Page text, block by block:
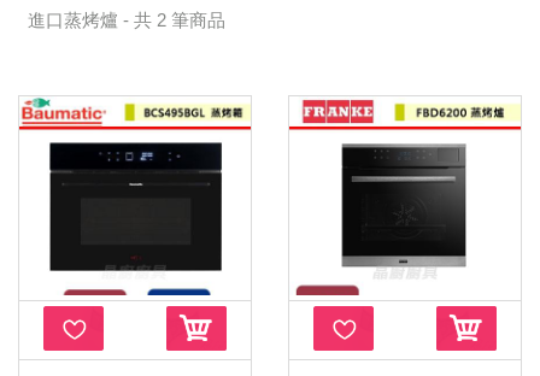
進口蒸烤爐 - 共 2 筆商品